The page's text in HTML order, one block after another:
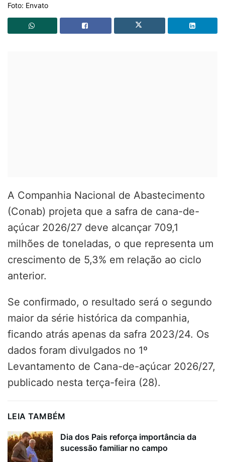
Foto: Envato
A Companhia Nacional de Abastecimento
(Conab) projeta que a safra de cana-de-
açúcar 2026/27 deve alcançar 709,1
milhões de toneladas, o que representa um
crescimento de 5,3% em relação ao ciclo
anterior.
Se confirmado, o resultado será o segundo
maior da série histórica da companhia,
ficando atrás apenas da safra 2023/24. Os
dados foram divulgados no 1º
Levantamento de Cana-de-açúcar 2026/27,
publicado nesta terça-feira (28).
LEIA TAMBÉM
Dia dos Pais reforça importância da
sucessão familiar no campo